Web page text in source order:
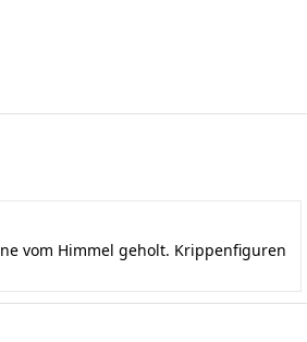
vom Himmel geholt. Krippenfiguren